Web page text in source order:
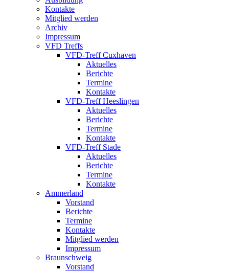
Kontakte
Mitglied werden
Archiv
Impressum
VFD Treffs
VFD-Treff Cuxhaven
Aktuelles
Berichte
Termine
Kontakte
VFD-Treff Heeslingen
Aktuelles
Berichte
Termine
Kontakte
VFD-Treff Stade
Aktuelles
Berichte
Termine
Kontakte
Ammerland
Vorstand
Berichte
Termine
Kontakte
Mitglied werden
Impressum
Braunschweig
Vorstand